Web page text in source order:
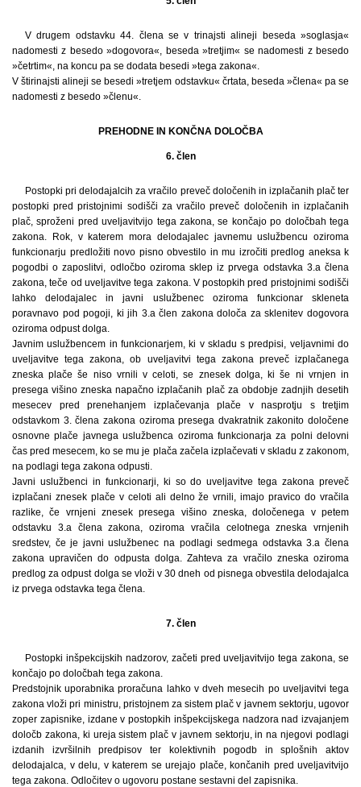
V drugem odstavku 44. člena se v trinajsti alineji beseda »soglasja«
nadomesti z besedo »dogovora«, beseda »tretjim« se nadomesti z besedo
»četrtim«, na koncu pa se dodata besedi »tega zakona«.
V štirinajsti alineji se besedi »tretjem odstavku« črtata, beseda »člena« pa se
nadomesti z besedo »členu«.
PREHODNE IN KONČNA DOLOČBA
6. člen
Postopki pri delodajalcih za vračilo preveč določenih in izplačanih plač ter
postopki pred pristojnimi sodišči za vračilo preveč določenih in izplačanih
plač, sproženi pred uveljavitvijo tega zakona, se končajo po določbah tega
zakona. Rok, v katerem mora delodajalec javnemu uslužbencu oziroma
funkcionarju predložiti novo pisno obvestilo in mu izročiti predlog aneksa k
pogodbi o zaposlitvi, odločbo oziroma sklep iz prvega odstavka 3.a člena
zakona, teče od uveljavitve tega zakona. V postopkih pred pristojnimi sodišči
lahko delodajalec in javni uslužbenec oziroma funkcionar skleneta
poravnavo pod pogoji, ki jih 3.a člen zakona določa za sklenitev dogovora
oziroma odpust dolga.
Javnim uslužbencem in funkcionarjem, ki v skladu s predpisi, veljavnimi do
uveljavitve tega zakona, ob uveljavitvi tega zakona preveč izplačanega
zneska plače še niso vrnili v celoti, se znesek dolga, ki še ni vrnjen in
presega višino zneska napačno izplačanih plač za obdobje zadnjih desetih
mesecev pred prenehanjem izplačevanja plače v nasprotju s tretjim
odstavkom 3. člena zakona oziroma presega dvakratnik zakonito določene
osnovne plače javnega uslužbenca oziroma funkcionarja za polni delovni
čas pred mesecem, ko se mu je plača začela izplačevati v skladu z zakonom,
na podlagi tega zakona odpusti.
Javni uslužbenci in funkcionarji, ki so do uveljavitve tega zakona preveč
izplačani znesek plače v celoti ali delno že vrnili, imajo pravico do vračila
razlike, če vrnjeni znesek presega višino zneska, določenega v petem
odstavku 3.a člena zakona, oziroma vračila celotnega zneska vrnjenih
sredstev, če je javni uslužbenec na podlagi sedmega odstavka 3.a člena
zakona upravičen do odpusta dolga. Zahteva za vračilo zneska oziroma
predlog za odpust dolga se vloži v 30 dneh od pisnega obvestila delodajalca
iz prvega odstavka tega člena.
7. člen
Postopki inšpekcijskih nadzorov, začeti pred uveljavitvijo tega zakona, se
končajo po določbah tega zakona.
Predstojnik uporabnika proračuna lahko v dveh mesecih po uveljavitvi tega
zakona vloži pri ministru, pristojnem za sistem plač v javnem sektorju, ugovor
zoper zapisnike, izdane v postopkih inšpekcijskega nadzora nad izvajanjem
določb zakona, ki ureja sistem plač v javnem sektorju, in na njegovi podlagi
izdanih izvršilnih predpisov ter kolektivnih pogodb in splošnih aktov
delodajalca, v delu, v katerem se urejajo plače, končanih pred uveljavitvijo
tega zakona. Odločitev o ugovoru postane sestavni del zapisnika.